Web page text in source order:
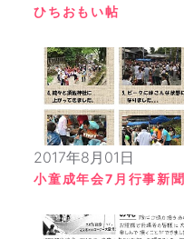
ひちおもい帖
2017年8月01日
小童成年会7月行事新聞